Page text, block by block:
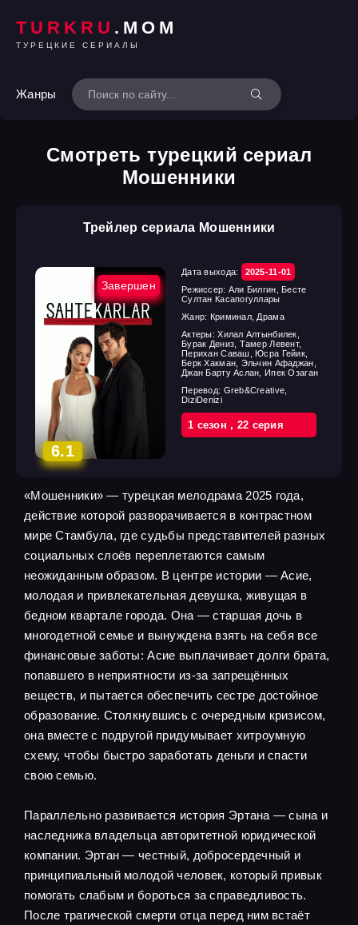
TURKRU .MOM
ТУРЕЦКИЕ СЕРИАЛЫ
Жанры
Смотреть турецкий сериал
Мошенники
Трейлер сериала Мошенники
Завершен
6.1
Дата выхода:
2025-11-01
Режиссер: Али Билгин, Бесте
Султан Касапогуллары
Жанр: Криминал, Драма
Актеры:Хилал Алтынбилек,
Бурак Дениз, Тамер Левент,
Перихан Саваш, Юсра Гейик,
Берк Хакман, Эльчин Афаджан,
Джан Барту Аслан, Ипек Озаган
Перевод: Greb&Creative,
DiziDenizi
1 cезон, 22 cерия
«Мошенники» — турецкая мелодрама 2025 года,
действие которой разворачивается в контрастном
мире Стамбула, где судьбы представителей разных
социальных слоёв переплетаются самым
неожиданным образом. В центре истории — Асие,
молодая и привлекательная девушка, живущая в
бедном квартале города. Она — старшая дочь в
многодетной семье и вынуждена взять на себя все
финансовые заботы: Асие выплачивает долги брата,
попавшего в неприятности из-за запрещённых
веществ, и пытается обеспечить сестре достойное
образование. Столкнувшись с очередным кризисом,
она вместе с подругой придумывает хитроумную
схему, чтобы быстро заработать деньги и спасти
свою семью.
Параллельно развивается история Эртанa — сына и
наследника владельца авторитетной юридической
компании. Эртан — честный, добросердечный и
принципиальный молодой человек, который привык
помогать слабым и бороться за справедливость.
После трагической смерти отца перед ним встаёт